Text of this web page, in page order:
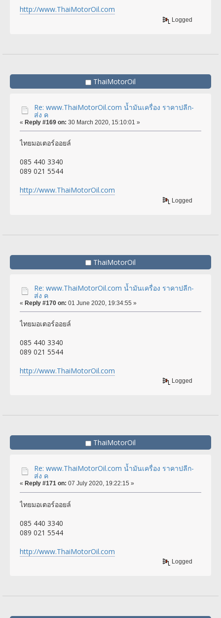
http://www.ThaiMotorOil.com
Logged
ThaiMotorOil
Re: www.ThaiMotorOil.com น้ำมันเครื่อง ราคาปลีก-
ส่ง ค
« Reply #169 on: 30 March 2020, 15:10:01 »
ไทยมอเตอร์ออยล์
085 440 3340
089 021 5544
http://www.ThaiMotorOil.com
Logged
ThaiMotorOil
Re: www.ThaiMotorOil.com น้ำมันเครื่อง ราคาปลีก-
ส่ง ค
« Reply #170 on: 01 June 2020, 19:34:55 »
ไทยมอเตอร์ออยล์
085 440 3340
089 021 5544
http://www.ThaiMotorOil.com
Logged
ThaiMotorOil
Re: www.ThaiMotorOil.com น้ำมันเครื่อง ราคาปลีก-
ส่ง ค
« Reply #171 on: 07 July 2020, 19:22:15 »
ไทยมอเตอร์ออยล์
085 440 3340
089 021 5544
http://www.ThaiMotorOil.com
Logged